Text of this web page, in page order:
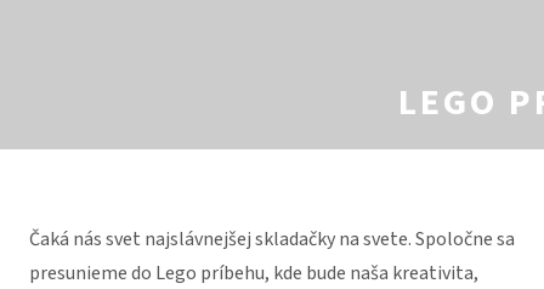
LEGO
Čaká nás svet najslávnejšej skladačky na svete. Spoločne sa
presunieme do Lego príbehu, kde bude naša kreativita,